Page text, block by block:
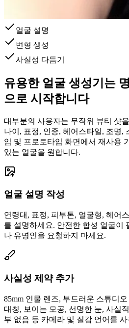
얼굴 설명
변형 생성
사실성 다듬기
유용한 얼굴 생성기는
으로 시작합니다
대부분의 사용자는 무작위 뷰티 샷
나이, 표정, 인종, 헤어스타일, 조명,
임 및 프로토타입 화면에서 재사용
있는 얼굴을 원합니다.
얼굴 설명 작성
연령대, 표정, 피부톤, 얼굴형, 헤어
를 설명하세요. 안전한 합성 얼굴이
나 유명인을 요청하지 마세요.
사실성 제약 추가
85mm 인물 렌즈, 부드러운 스튜디
대칭, 보이는 모공, 선명한 눈, 사실
부 없음 등 카메라 및 질감 언어를